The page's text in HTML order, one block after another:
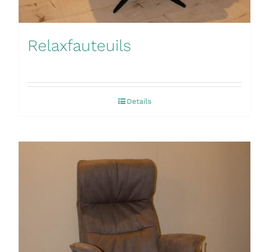
Relaxfauteuils
Details